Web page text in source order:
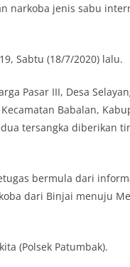
narkoba jenis sabu
Sabtu (18/7/2020) lalu.
Pasar III, Desa
Babalan,
tersangka diberikan
bermula dari
dari Binjai menuju
(Polsek Patumbak).